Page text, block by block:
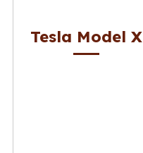
Tesla Model X